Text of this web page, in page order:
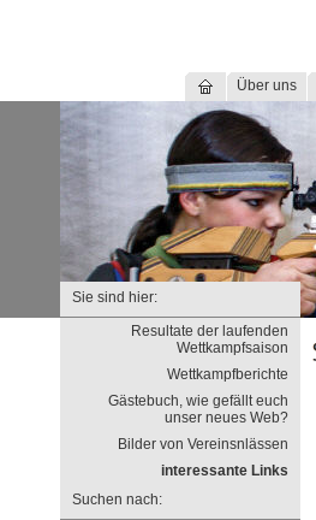
Über uns
Sie sind hier:
Resultate der laufenden
Wettkampfsaison
Wettkampfberichte
Gästebuch, wie gefällt euch
unser neues Web?
Bilder von Vereinsnlässen
interessante Links
Suchen nach: